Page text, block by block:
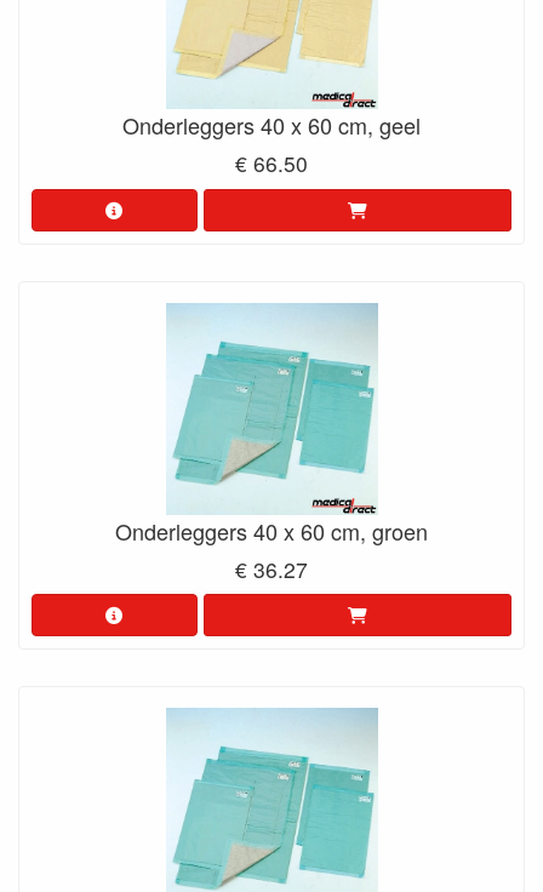
Onderleggers 40 x 60 cm, geel
€ 66.50
Onderleggers 40 x 60 cm, groen
€ 36.27